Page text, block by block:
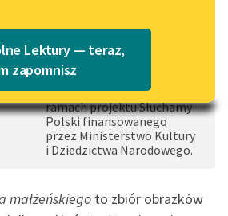
dla
i
Katalog w formacie PDF
Lektury — teraz,
zapomnisz
Czas do końca: 6:59:28
Audiobook nagrany w
ramach projektu Słuchamy
Polski finansowanego
przez Ministerstwo Kultury
i Dziedzictwa Narodowego.
małżeńskiego to zbiór obrazków